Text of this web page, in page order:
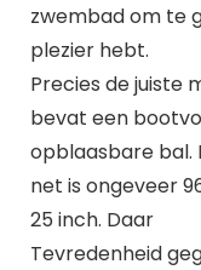
zwembad om te
plezier hebt.
Precies de juiste
bevat een
opblaasbare bal.
net is ongeveer
25 inch. Daar
Tevredenheid